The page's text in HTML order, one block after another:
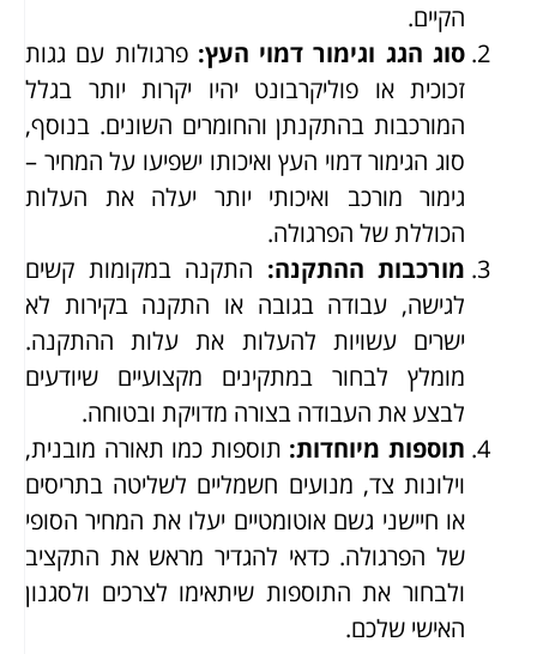
הקיים.
סוג הגג וגימור דמוי העץ: פרגולות עם גגות
זכוכית או פוליקרבונט יהיו יקרות יותר בגלל
המורכבות בהתקנתן והחומרים השונים. בנוסף,
סוג הגימור דמוי העץ ואיכותו ישפיעו על המחיר –
גימור מורכב ואיכותי יותר יעלה את העלות
הכוללת של הפרגולה.
מורכבות ההתקנה: התקנה במקומות קשים
לגישה, עבודה בגובה או התקנה בקירות לא
ישרים עשויות להעלות את עלות ההתקנה.
מומלץ לבחור במתקינים מקצועיים שיודעים
לבצע את העבודה בצורה מדויקת ובטוחה.
תוספות מיוחדות: תוספות כמו תאורה מובנית,
וילונות צד, מנועים חשמליים לשליטה בתריסים
או חיישני גשם אוטומטיים יעלו את המחיר הסופי
של הפרגולה. כדאי להגדיר מראש את התקציב
ולבחור את התוספות שיתאימו לצרכים ולסגנון
האישי שלכם.